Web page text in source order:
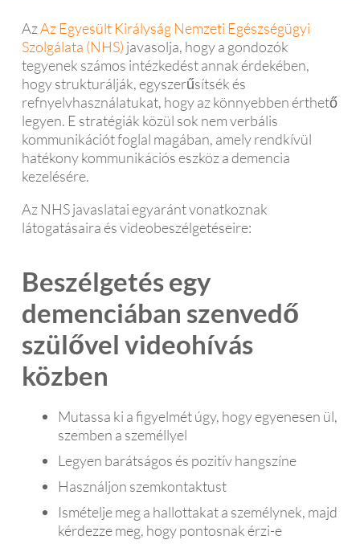
AzAz Egyesült Királyság Nemzeti Egészségügyi
Szolgálata (NHS) javasolja, hogy a gondozók
tegyenek számos intézkedést annak érdekében,
hogy strukturálják, egyszerűsítsék és
refnyelvhasználatukat, hogy az könnyebben érthető
legyen. E stratégiák közül sok nem verbális
kommunikációt foglal magában, amely rendkívül
hatékony kommunikációs eszköz a demencia
kezelésére.
Az NHS javaslatai egyaránt vonatkoznak
látogatásaira és videobeszélgetéseire:
Beszélgetés egy
demenciában szenvedő
szülővel videohívás
közben
Mutassa ki a figyelmét úgy, hogy egyenesen ül,
szemben a személlyel
Legyen barátságos és pozitív hangszíne
Használjon szemkontaktust
Ismételje meg a hallottakat a személynek, majd
kérdezze meg, hogy pontosnak érzi-e